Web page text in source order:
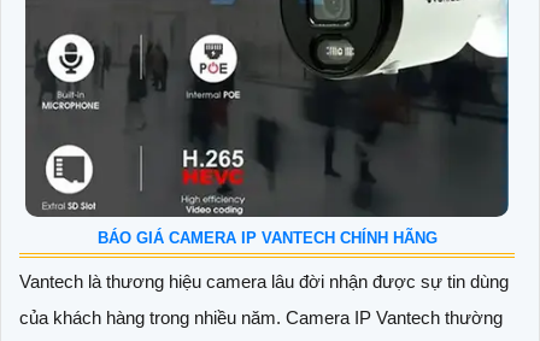
BÁO GIÁ CAMERA IP VANTECH CHÍNH HÃNG
Vantech là thương hiệu camera lâu đời nhận được sự tin dùng
của khách hàng trong nhiều năm. Camera IP Vantech thường